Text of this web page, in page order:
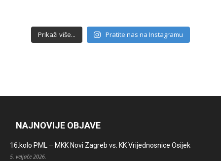
Prikaži više... Pratite nas na Instagramu
NAJNOVIJE OBJAVE
16.kolo PML – MKK Novi Zagreb vs. KK Vrijednosnice Osijek
5. veljače 2026.